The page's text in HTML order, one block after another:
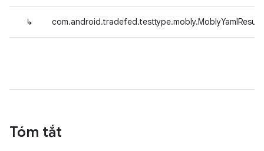
↳
Tóm tắt